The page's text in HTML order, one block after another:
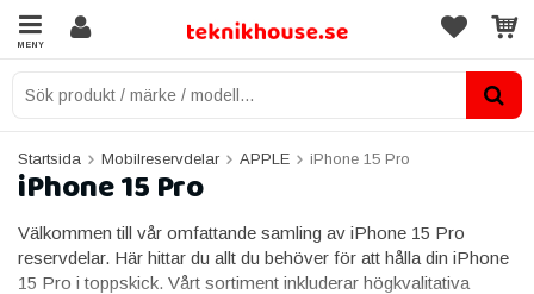
MENY
Startsida Mobilreservdelar APPLE iPhone 15 Pro
iPhone 15 Pro
Välkommen till vår omfattande samling av iPhone 15 Pro
reservdelar. Här hittar du allt du behöver för att hålla din iPhone
15 Pro i toppskick. Vårt sortiment inkluderar högkvalitativa